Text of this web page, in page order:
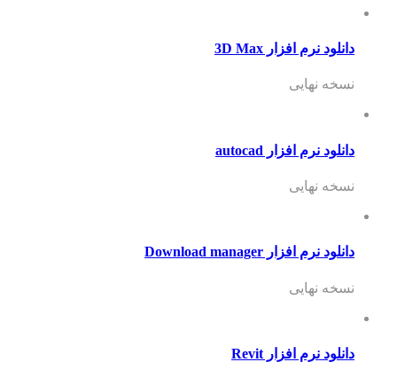
دانلود نرم افزار 3D Max
نسخه نهایی
دانلود نرم افزار autocad
نسخه نهایی
دانلود نرم افزار Download manager
نسخه نهایی
دانلود نرم افزار Revit